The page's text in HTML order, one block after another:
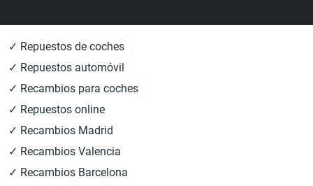
✓ Repuestos de coches
✓ Repuestos automóvil
✓ Recambios para coches
✓ Repuestos online
✓ Recambios Madrid
✓ Recambios Valencia
✓ Recambios Barcelona